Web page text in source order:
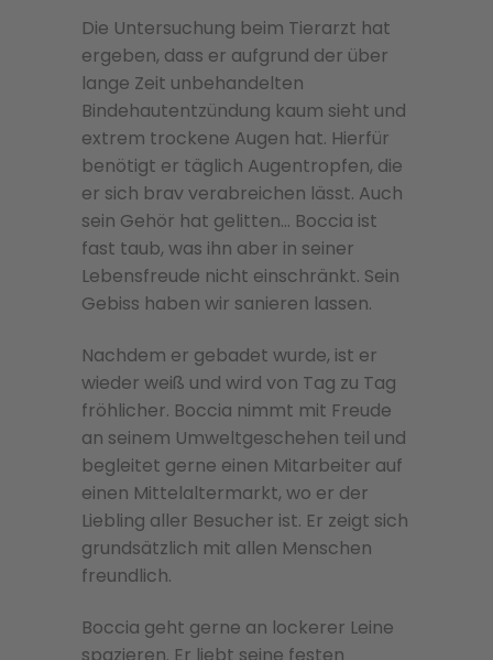
Die Untersuchung beim Tierarzt hat
ergeben, dass er aufgrund der über
lange Zeit unbehandelten
Bindehautentzündung kaum sieht und
extrem trockene Augen hat. Hierfür
benötigt er täglich Augentropfen, die
er sich brav verabreichen lässt. Auch
sein Gehör hat gelitten… Boccia ist
fast taub, was ihn aber in seiner
Lebensfreude nicht einschränkt. Sein
Gebiss haben wir sanieren lassen.
Nachdem er gebadet wurde, ist er
wieder weiß und wird von Tag zu Tag
fröhlicher. Boccia nimmt mit Freude
an seinem Umweltgeschehen teil und
begleitet gerne einen Mitarbeiter auf
einen Mittelaltermarkt, wo er der
Liebling aller Besucher ist. Er zeigt sich
grundsätzlich mit allen Menschen
freundlich.
Boccia geht gerne an lockerer Leine